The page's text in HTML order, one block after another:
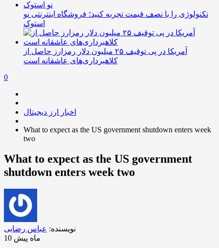
تکنولوژی را با نصف قیمت تجربه کنید؛ فروشگاه اینترنتی نو
استوک
آمریکا در پی توقیف ۲۵ میلیون دلار رمزارز حاصل از
کلاهبرداری‌های عاشقانه است
0
اخبار ارز دیجیتال
What to expect as the US government shutdown enters week
two
What to expect as the US government
shutdown enters week two
نویسنده: عباس رضایی
10 ماه پیش